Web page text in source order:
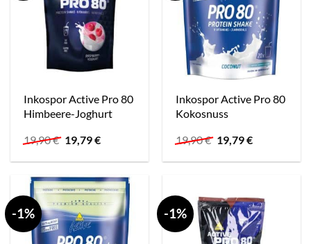
Inkospor Active Pro 80
Himbeere-Joghurt
19,90€ Ursprünglicher
Preis
war:
19,79€Aktueller
ist:
Inkospor Active Pro 80
Kokosnuss
19,90€ Ursprünglicher
Preis
war:
19,79€Aktueller
ist:
-1% -1%